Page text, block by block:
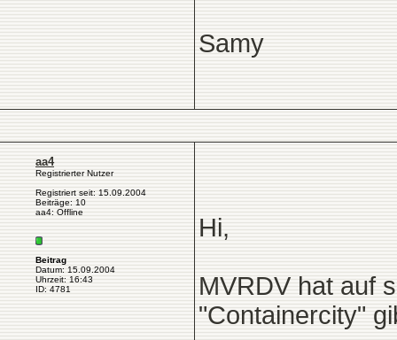
Samy
aa4
Registrierter Nutzer
Registriert seit: 15.09.2004
Beiträge: 10
aa4: Offline
Beitrag
Datum: 15.09.2004
Uhrzeit: 16:43
ID: 4781
Hi,
MVRDV hat auf
"Containercity"